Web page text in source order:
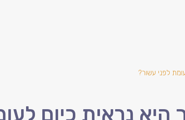
לפני עשור?
היא נראית כיום